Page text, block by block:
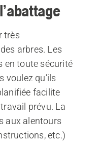
de repli
très
arbres. Les
en toute sécurité
voulez qu’ils
facilite
prévu. La
aux alentours
etc.)